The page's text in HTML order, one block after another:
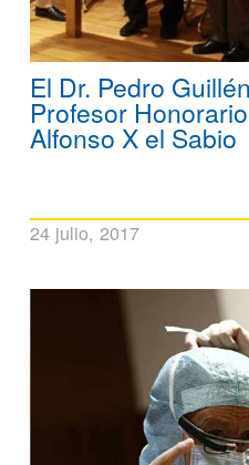
El Dr. Pedro
Profesor
Alfonso X el Sabio
24 julio, 2017